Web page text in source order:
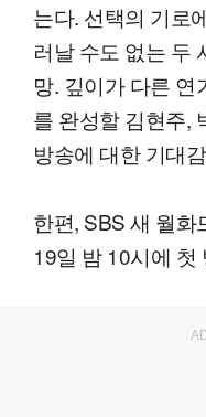
는다. 선택의 기로
러날 수도 없는 두
망. 깊이가 다른 연
를 완성할 김현주,
방송에 대한 기대
한편, SBS 새 월화
19일 밤 10시에 첫